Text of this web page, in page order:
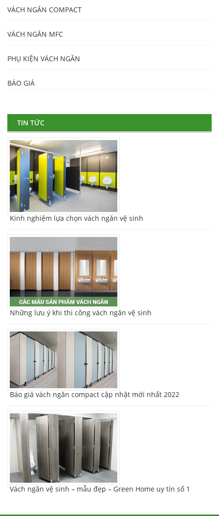
VÁCH NGĂN COMPACT
VÁCH NGĂN MFC
PHỤ KIỆN VÁCH NGĂN
BÁO GIÁ
TIN TỨC
Kinh nghiệm lựa chọn vách ngăn vệ sinh
Những lưu ý khi thi công vách ngăn vệ sinh
Báo giá vách ngăn compact cập nhật mới nhất 2022
Vách ngăn vệ sinh – mẫu đẹp – Green Home uy tín số 1